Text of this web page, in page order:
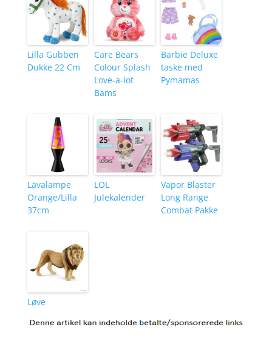
Lilla Gubben
Dukke 22 Cm
Care Bears
Colour Splash
Love-a-lot
Bams
Barbie Deluxe
taske med
Pymamas
Lavalampe
Orange/Lilla
37cm
LOL
Julekalender
Vapor Blaster
Long Range
Combat Pakke
Løve